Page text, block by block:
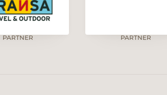
PARTNER PARTNER